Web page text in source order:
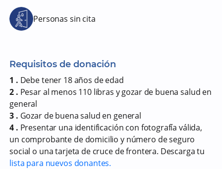
Personas sin cita
Requisitos de donación
1 . Debe tener 18 años de edad
2 . Pesar al menos 110 libras y gozar de buena salud en
general
3 . Gozar de buena salud en general
4 . Presentar una identificación con fotografía válida,
un comprobante de domicilio y número de seguro
social o una tarjeta de cruce de frontera. Descarga tu
lista para nuevos donantes.